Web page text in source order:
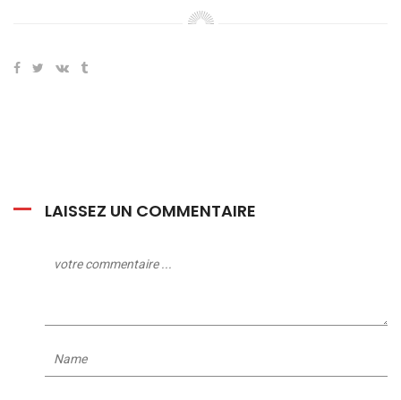
LAISSEZ UN COMMENTAIRE